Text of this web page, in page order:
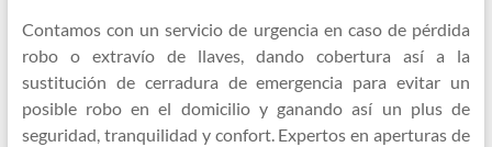
Contamos con un servicio de urgencia en caso de pérdida
robo o extravío de llaves, dando cobertura así a la
sustitución de cerradura de emergencia para evitar un
posible robo en el domicilio y ganando así un plus de
seguridad, tranquilidad y confort. Expertos en aperturas de